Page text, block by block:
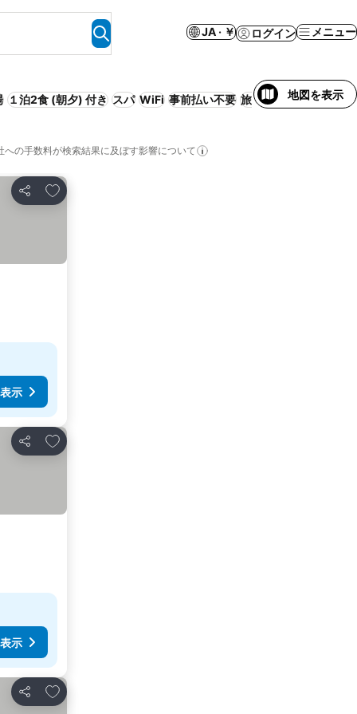
JA · ￥ ログイン メニュー
１泊2食 (朝夕) 付き スパ WiFi 事前払い不要 旅館 サービス付きア
地図を表示
への手数料が検索結果に及ぼす影響について
シェア
お気に入りに追加
示
シェア
お気に入りに追加
示
シェア
お気に入りに追加